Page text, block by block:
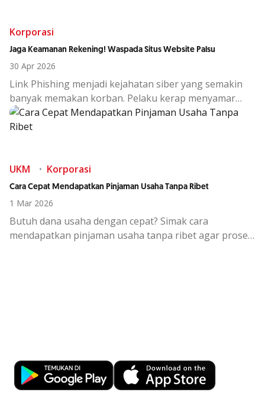
Korporasi
Jaga Keamanan Rekening! Waspada Situs Website Palsu
30 Apr 2026
Link Phishing menjadi kejahatan siber yang semakin
banyak memakan korban. Pelaku kerap menyamar
sebagai pihak tepercaya seperti Bank, Agen Travel,
Vendor, atau Rekan Kerja, lalu mereka akan
UKM
Korporasi
Cara Cepat Mendapatkan Pinjaman Usaha Tanpa Ribet
1 Mar 2026
Butuh dana usaha dengan cepat? Simak cara
mendapatkan pinjaman usaha tanpa ribet agar proses